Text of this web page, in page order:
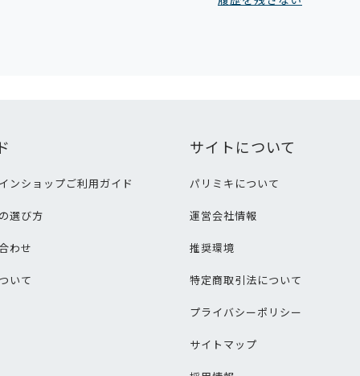
ンショップご利用ガイド
選び方
わせ
いて
サイトについて
パリミキについて
運営会社情報
推奨環境
特定商取引法について
プライバシーポリシー
サイトマップ